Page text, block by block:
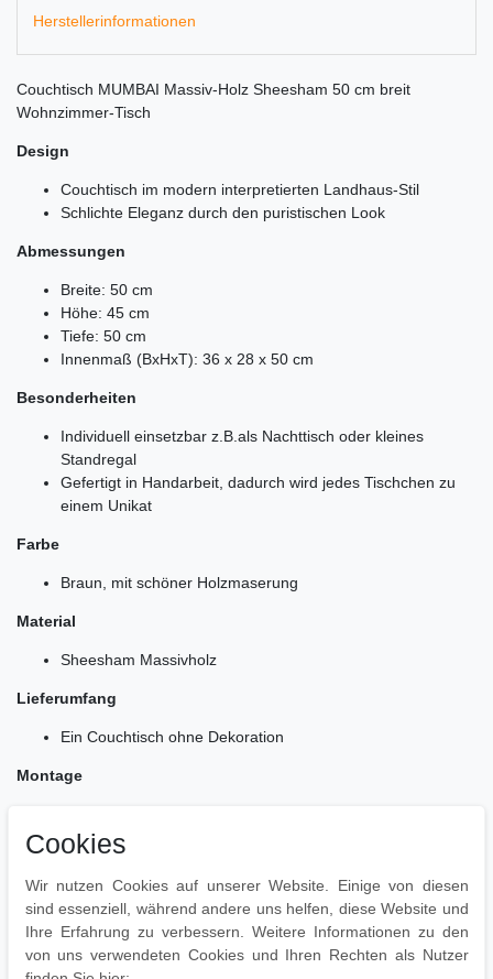
Herstellerinformationen
Couchtisch MUMBAI Massiv-Holz Sheesham 50 cm breit
Wohnzimmer-Tisch
Design
Couchtisch im modern interpretierten Landhaus-Stil
Schlichte Eleganz durch den puristischen Look
Abmessungen
Breite: 50 cm
Höhe: 45 cm
Tiefe: 50 cm
Innenmaß (BxHxT): 36 x 28 x 50 cm
Besonderheiten
Individuell einsetzbar z.B.als Nachttisch oder kleines
Standregal
Gefertigt in Handarbeit, dadurch wird jedes Tischchen zu
einem Unikat
Farbe
Braun, mit schöner Holzmaserung
Material
Sheesham Massivholz
Lieferumfang
Ein Couchtisch ohne Dekoration
Montage
geliefert wird
Die Oberflächen am besten mit einem lauwarmen, leicht
angefeuchteten Baumwolltuch abwischen und mit einem
fusselfreiem Tuch nachwischen.
Cookies
Wir nutzen Cookies auf unserer Website. Einige von diesen
sind essenziell, während andere uns helfen, diese Website und
Ihre Erfahrung zu verbessern. Weitere Informationen zu den
von uns verwendeten Cookies und Ihren Rechten als Nutzer